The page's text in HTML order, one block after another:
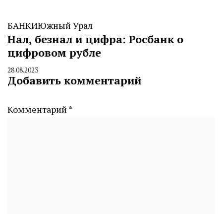
БАНКИЮжный Урал
Нал, безнал и цифра: Росбанк о
цифровом рубле
By
CHELINDUSTRY
28.08.2023
Добавить комментарий
Комментарий *